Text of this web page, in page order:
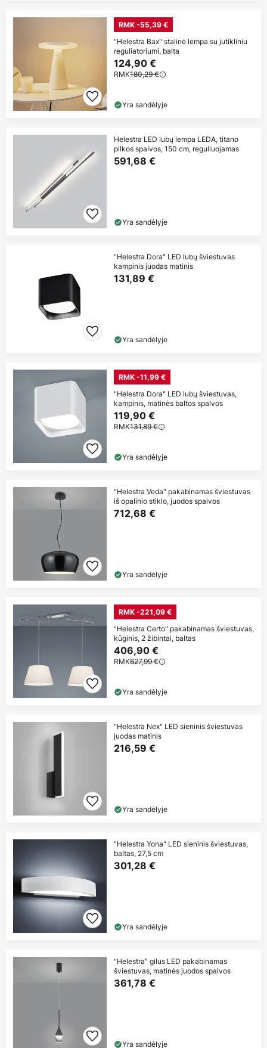
RMK -55,39 €
"Helestra Bax" stalinė lempa su jutikliniu
reguliatoriumi, balta
124,90 €
RMK180,29 €
Yra sandėlyje
Helestra LED lubų lempa LEDA, titano
pilkos spalvos, 150 cm, reguliuojamas
591,68 €
Yra sandėlyje
"Helestra Dora" LED lubų šviestuvas
kampinis juodas matinis
131,89 €
Yra sandėlyje
RMK -11,99 €
"Helestra Dora" LED lubų šviestuvas,
kampinis, matinės baltos spalvos
119,90 €
RMK131,89 €
Yra sandėlyje
"Helestra Veda" pakabinamas šviestuvas
iš opalinio stiklo, juodos spalvos
712,68 €
Yra sandėlyje
RMK -221,09 €
"Helestra Certo" pakabinamas šviestuvas,
kūginis, 2 žibintai, baltas
406,90 €
RMK627,99 €
Yra sandėlyje
"Helestra Nex" LED sieninis šviestuvas
juodas matinis
216,59 €
Yra sandėlyje
"Helestra Yona" LED sieninis šviestuvas,
baltas, 27,5 cm
301,28 €
Yra sandėlyje
"Helestra" gilus LED pakabinamas
šviestuvas, matinės juodos spalvos
361,78 €
Yra sandėlyje